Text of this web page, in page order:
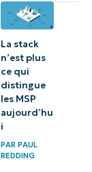
La stack
n’est plus
ce qui
distingue
les MSP
aujourd’hu
i
PAR PAUL
REDDING